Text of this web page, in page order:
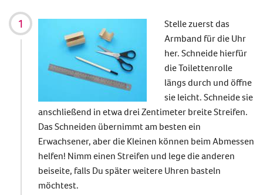
Stelle zuerst das
Armband für die Uhr
her. Schneide hierfür
die Toilettenrolle
längs durch und öffne
sie leicht. Schneide sie
anschließend in etwa drei Zentimeter breite Streifen.
Das Schneiden übernimmt am besten ein
Erwachsener, aber die Kleinen können beim Abmessen
helfen! Nimm einen Streifen und lege die anderen
beiseite, falls Du später weitere Uhren basteln
möchtest.